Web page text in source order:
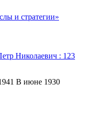
и стратегии»
Николаевич : 123
В июне 1930